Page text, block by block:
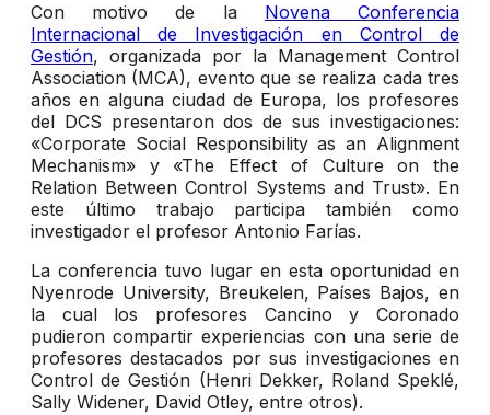
Con motivo de la Novena Conferencia
Internacional de Investigación en Control de
Gestión, organizada por la Management Control
Association (MCA), evento que se realiza cada tres
años en alguna ciudad de Europa, los profesores
del DCS presentaron dos de sus investigaciones:
«Corporate Social Responsibility as an Alignment
Mechanism» y «The Effect of Culture on the
Relation Between Control Systems and Trust». En
este último trabajo participa también como
investigador el profesor Antonio Farías.
La conferencia tuvo lugar en esta oportunidad en
Nyenrode University, Breukelen, Países Bajos, en
la cual los profesores Cancino y Coronado
pudieron compartir experiencias con una serie de
profesores destacados por sus investigaciones en
Control de Gestión (Henri Dekker, Roland Speklé,
Sally Widener, David Otley, entre otros).